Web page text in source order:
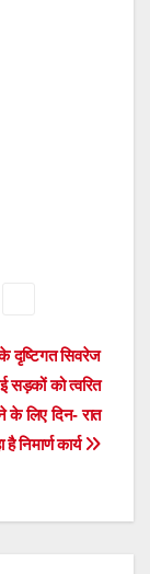
के दृष्टिगत सिवरेज
सड़कों को त्वरित
के लिए दिन- रात
है निमार्ण कार्य